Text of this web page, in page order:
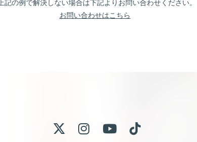
上記の例で解決しない場合は下記よりお問い合わせください。
お問い合わせはこちら